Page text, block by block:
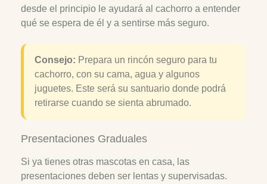
desde el principio le ayudará al cachorro a entender
qué se espera de él y a sentirse más seguro.
Consejo: Prepara un rincón seguro para tu
cachorro, con su cama, agua y algunos
juguetes. Este será su santuario donde podrá
retirarse cuando se sienta abrumado.
Presentaciones Graduales
Si ya tienes otras mascotas en casa, las
presentaciones deben ser lentas y supervisadas.